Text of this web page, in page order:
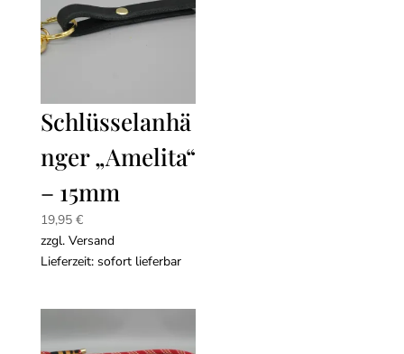
Schlüsselanhä
nger „Amelita“
– 15mm
19,95 €
zzgl. Versand
Lieferzeit: sofort lieferbar